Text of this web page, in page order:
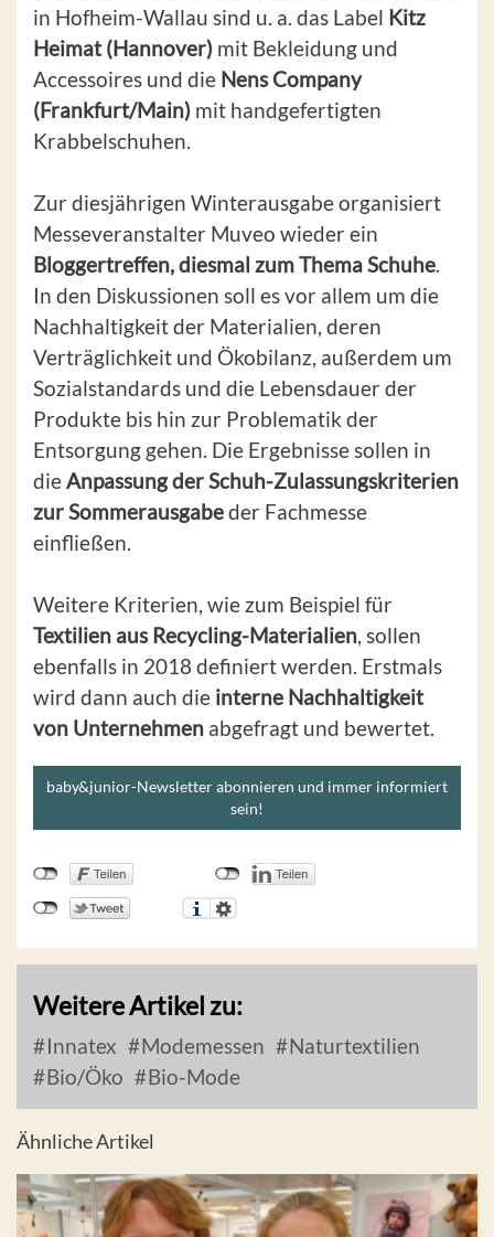
in Hofheim-Wallau sind u. a. das Label Kitz
Heimat (Hannover) mit Bekleidung und
Accessoires und die Nens Company
(Frankfurt/Main) mit handgefertigten
Krabbelschuhen.
Zur diesjährigen Winterausgabe organisiert
Messeveranstalter Muveo wieder ein
Bloggertreffen, diesmal zum Thema Schuhe.
In den Diskussionen soll es vor allem um die
Nachhaltigkeit der Materialien, deren
Verträglichkeit und Ökobilanz, außerdem um
Sozialstandards und die Lebensdauer der
Produkte bis hin zur Problematik der
Entsorgung gehen. Die Ergebnisse sollen in
dieAnpassung der Schuh-Zulassungskriterien
zur Sommerausgabeder Fachmesse
einfließen.
Weitere Kriterien, wie zum Beispiel für
Textilien aus Recycling-Materialien, sollen
ebenfalls in 2018 definiert werden. Erstmals
wird dann auch die interne Nachhaltigkeit
von Unternehmen abgefragt und bewertet.
baby&junior-Newsletter abonnieren und immer informiert
sein!
Weitere Artikel zu:
Innatex Modemessen
Naturtextilien
Bio/Öko
Bio-Mode
Ähnliche Artikel